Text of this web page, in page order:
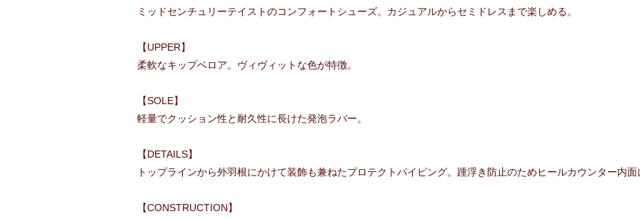
ミッドセンチュリーテイストのコンフォートシューズ。カジュアルからセミドレスまで楽しめる。
【UPPER】
柔軟なキップベロア。ヴィヴィットな色が特徴。
【SOLE】
軽量でクッション性と耐久性に長けた発泡ラバー。
【DETAILS】
トップラインから外羽根にかけて装飾も兼ねたプロテクトパイピング。踵浮き防止のためヒールカウンター内面
【CONSTRUCTION】